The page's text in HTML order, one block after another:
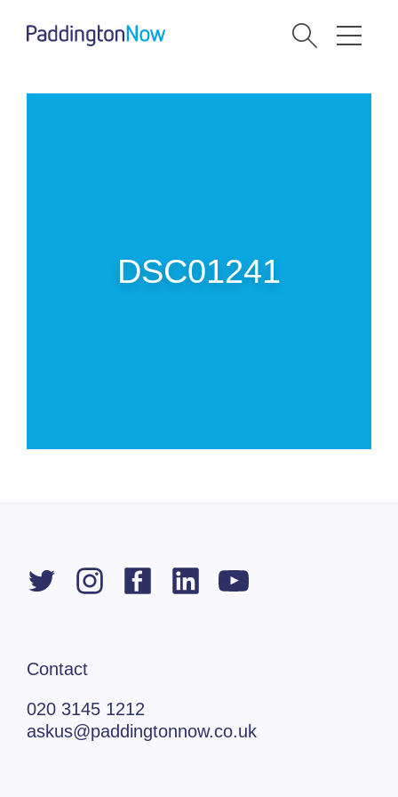
DSC01241
Contact
020 3145 1212
askus@paddingtonnow.co.uk